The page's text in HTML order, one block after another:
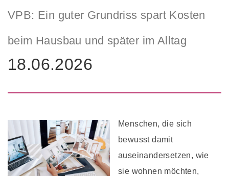
VPB: Ein guter Grundriss spart Kosten
beim Hausbau und später im Alltag
18.06.2026
Menschen, die sich
bewusst damit
auseinandersetzen, wie
sie wohnen möchten,